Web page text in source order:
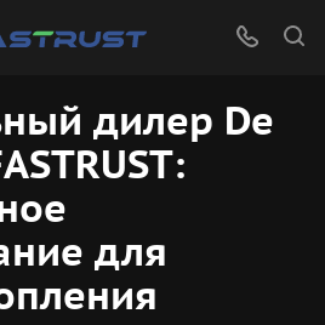
дилер De
для